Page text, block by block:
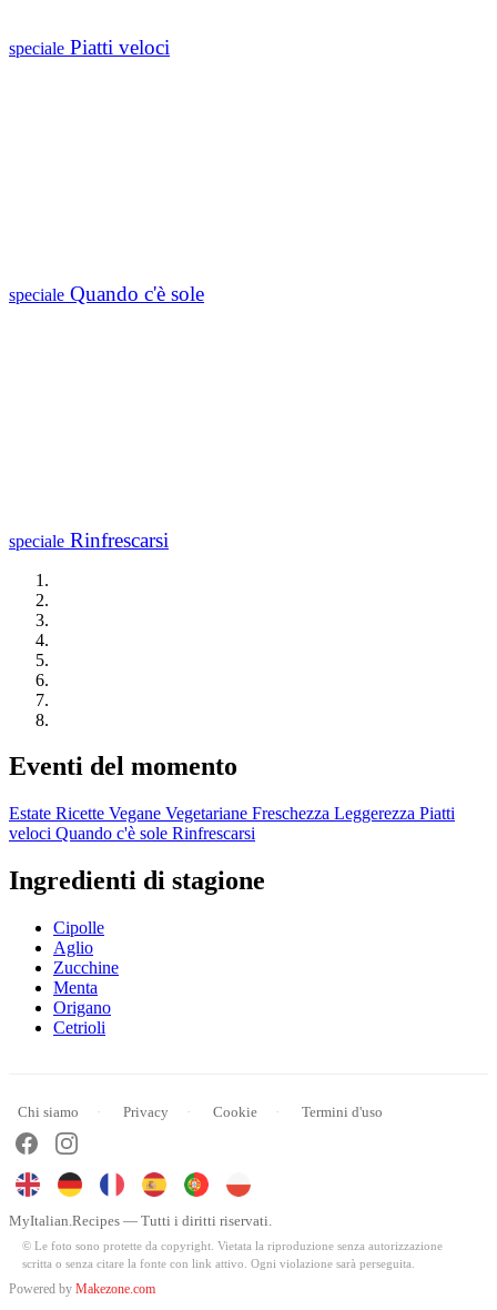
speciale Piatti veloci
speciale Quando c'è sole
speciale Rinfrescarsi
Eventi del momento
Estate Ricette Vegane Vegetariane Freschezza Leggerezza Piatti
veloci Quando c'è sole Rinfrescarsi
Ingredienti di stagione
Cipolle
Aglio
Zucchine
Menta
Origano
Cetrioli
Chi siamo Privacy Cookie Termini d'uso
MyItalian.Recipes — Tutti i diritti riservati.
© Le foto sono protette da copyright. Vietata la riproduzione senza autorizzazione
scritta o senza citare la fonte con link attivo. Ogni violazione sarà perseguita.
Powered by Makezone.com